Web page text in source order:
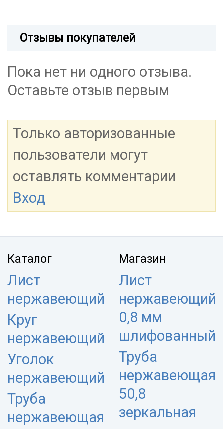
Отзывы покупателей
Пока нет ни одного отзыва.
Оставьте отзыв первым
Только авторизованные
пользователи могут
оставлять комментарии
Вход
Каталог
Лист
нержавеющий
Круг
нержавеющий
Уголок
нержавеющий
Труба
нержавеющая
Магазин
Лист
нержавеющий
0,8 мм
шлифованный
Труба
нержавеющая
50,8
зеркальная